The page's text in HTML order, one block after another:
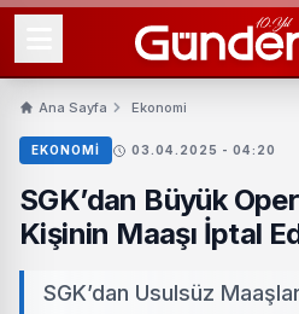
Ana Sayfa Ekonomi
EKONOMI 03.04.2025 - 04:20
SGK’dan Büyük
Kişinin Maaşı İptal
SGK’dan Usulsüz